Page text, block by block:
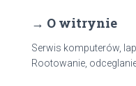
:
→ O witrynie
Serwis komputerów,
Rootowanie,